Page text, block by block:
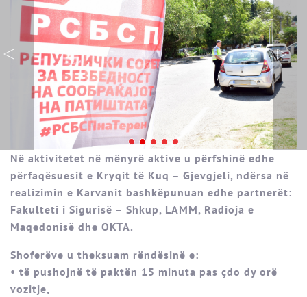
Në aktivitetet në mënyrë aktive u përfshinë edhe
përfaqësuesit e Kryqit të Kuq – Gjevgjeli, ndërsa në
realizimin e Karvanit bashkëpunuan edhe partnerët:
Fakulteti i Sigurisë – Shkup, LAMM, Radioja e
Maqedonisë dhe OKTA.
Shoferëve u theksuam rëndësinë e:
• të pushojnë të paktën 15 minuta pas çdo dy orë
vozitje,